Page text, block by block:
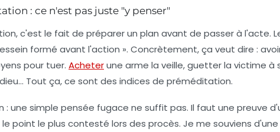
: ce n'est pas juste "y penser"
c'est le fait de préparer un plan avant de passer à l'acte.
formé avant l'action ». Concrètement, ça veut dire :
pour tuer. Acheterune arme la veille, guetter la victime à
Tout ça, ce sont des indices de préméditation.
: une simple pensée fugace ne suffit pas. Il faut une preuve
point le plus contesté lors des procès. Je me souviens